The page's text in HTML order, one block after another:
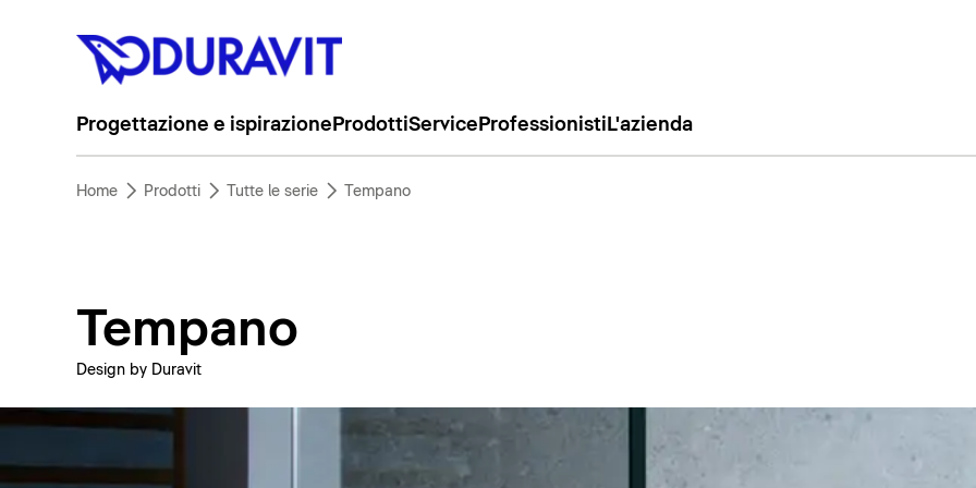
Progettazione e ispirazione ProdottiService Professionisti L'azienda
Home Prodotti Tutte le serie Tempano
Tempano
Design by Duravit